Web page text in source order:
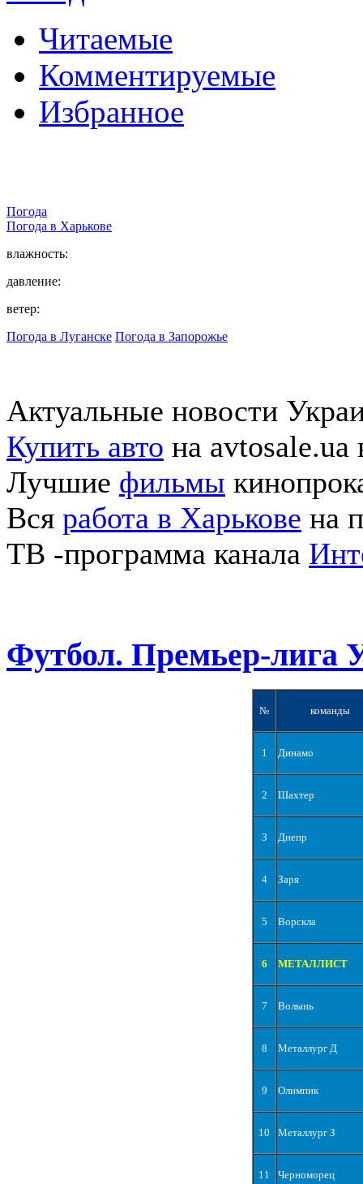
Читаемые
Комментируемые
Избранное
Погода
Погода в Харькове
влажность:
давление:
ветер:
Погода в Луганске Погода в Запорожье
Актуальные новости
Купить авто на avtosale.ua
Лучшие фильмы
Вся работа в Харькове на
ТВ -программа канала
Футбол. Премьер-лига
№ команды
1 Динамо
2 Шахтер
3 Днепр
4 Заря
5 Ворскла
6 МЕТАЛЛИСТ
7 Волынь
8 Металлург Д
9 Олимпик
10 Металлург З
11 Черноморец